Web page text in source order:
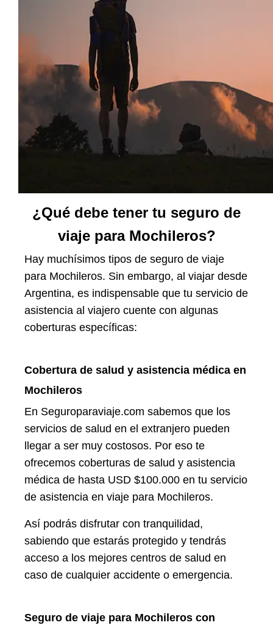
¿Qué debe tener tu seguro de
viaje para Mochileros?
Hay muchísimos tipos de seguro de viaje
para Mochileros. Sin embargo, al viajar desde
Argentina, es indispensable que tu servicio de
asistencia al viajero cuente con algunas
coberturas específicas:
Cobertura de salud y asistencia médica en
Mochileros
En Seguroparaviaje.com sabemos que los
servicios de salud en el extranjero pueden
llegar a ser muy costosos. Por eso te
ofrecemos coberturas de salud y asistencia
médica de hasta USD $100.000 en tu servicio
de asistencia en viaje para Mochileros.
Así podrás disfrutar con tranquilidad,
sabiendo que estarás protegido y tendrás
acceso a los mejores centros de salud en
caso de cualquier accidente o emergencia.
Seguro de viaje para Mochileros con